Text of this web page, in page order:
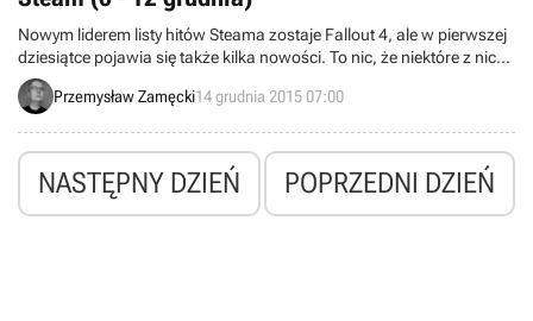
Nowym liderem listy hitów Steama zostaje Fallout 4, ale w pierwszej
dziesiątce pojawia się także kilka nowości. To nic, że niektóre z nich,
mocno nadgryzione zębem czasu, już dawno debiutowały na
konsolach - w końcu również i posiadacze komputerów PC mogą
Przemysław Zamęcki14 grudnia 2015 07:00
NASTĘPNY DZIEŃ POPRZEDNI DZIEŃ